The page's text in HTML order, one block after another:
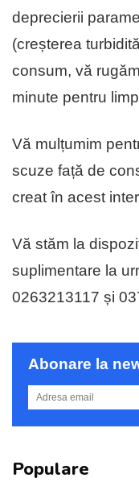
deprecierii
(creșterea
consum, vă
minute pentru
Vă mulțumim
scuze față de
creat în acest
Vă stăm la
suplimentare la
0263213117 și
Abonare la
Populare